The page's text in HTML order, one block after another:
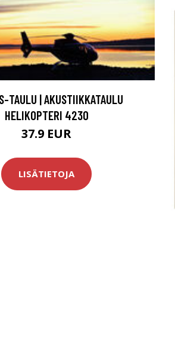
TAULU | AKUSTIIKKATAULU
HELIKOPTERI 4230
37.9 EUR
LISÄTIETOJA